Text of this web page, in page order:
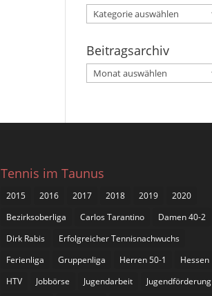
Kategorien
Beitragsarchiv
Beitragsarchiv
Tennis im Taunus
2015 2016 2017 2018 2019
2020
Bezirksoberliga
Carlos Tarantino
Damen 40-2
Dirk Rabis
Erfolgreicher Tennisnachwuchs
Ferienliga
Gruppenliga Herren 50-1
Hessen
HTV
Jobbörse Jugendarbeit
Jugendförderung